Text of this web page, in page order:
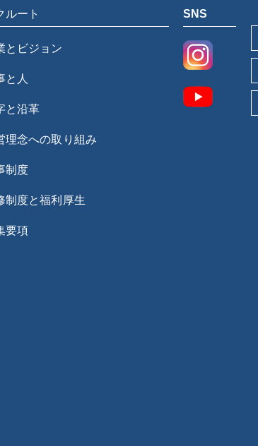
ルート
とビジョン
と人
と沿革
理念への取り組み
制度
制度と福利厚生
要項
SNS